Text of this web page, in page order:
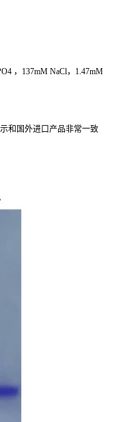
，137mM NaCl，1.47mM
示和国外进口产品非常一致